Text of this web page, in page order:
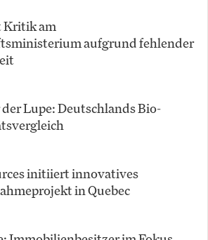
Kritik am
aufgrund fehlender
Lupe: Deutschlands Bio-
initiiert innovatives
in Quebec